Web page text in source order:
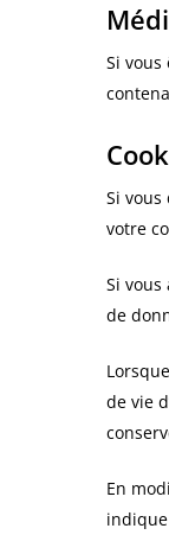
Si
Si
votre
Si
de
de vie
En